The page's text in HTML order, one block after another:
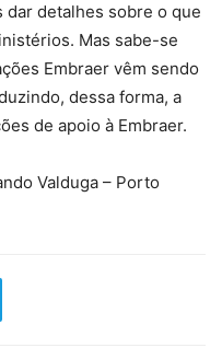
dar detalhes sobre o que
Mas sabe-se
Embraer vêm sendo
dessa forma, a
de apoio à Embraer.
Valduga – Porto